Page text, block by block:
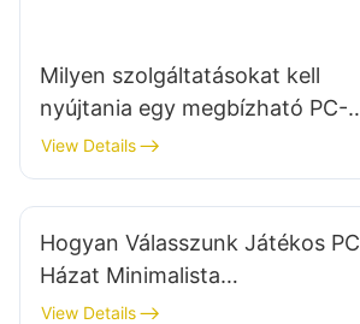
Milyen szolgáltatásokat kell
nyújtania egy megbízható PC-
ház beszállítónak?
View Details
Hogyan Válasszunk Játékos PC
Házat Minimalista
Játékasztalhoz?​
View Details